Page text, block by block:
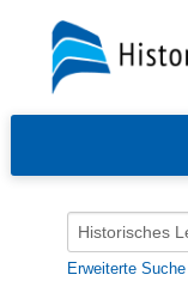
Erweiterte Suche